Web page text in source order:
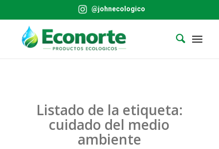
@johnecologico
Listado de la etiqueta:
cuidado del medio
ambiente